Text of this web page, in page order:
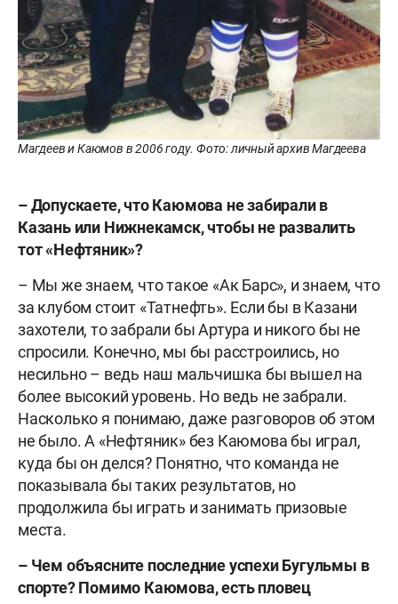
Магдеев и Каюмов в 2006 году. Фото: личный архив Магдеева
– Допускаете, что Каюмова не забирали в
Казань или Нижнекамск, чтобы не развалить
тот «Нефтяник»?
– Мы же знаем, что такое «Ак Барс», и знаем, что
за клубом стоит «Татнефть». Если бы в Казани
захотели, то забрали бы Артура и никого бы не
спросили. Конечно, мы бы расстроились, но
несильно – ведь наш мальчишка бы вышел на
более высокий уровень. Но ведь не забрали.
Насколько я понимаю, даже разговоров об этом
не было. А «Нефтяник» без Каюмова бы играл,
куда бы он делся? Понятно, что команда не
показывала бы таких результатов, но
продолжила бы играть и занимать призовые
места.
– Чем объясните последние успехи Бугульмы в
спорте? Помимо Каюмова, есть пловец